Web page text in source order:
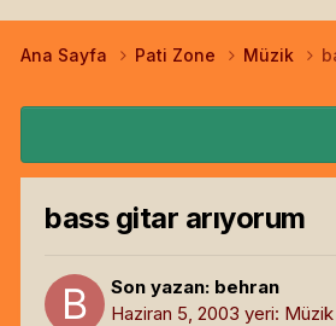
Ana Sayfa Pati Zone Müzik
bass gitar arıyorum
Son yazan: behran
Haziran 5, 2003 yeri: Müzik